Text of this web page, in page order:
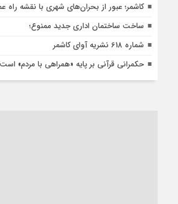
کاشمر؛ عبور از بحران‌های شهری با نقشه راه
ساخت ساختمان اداری جدید ممنوع؛
شماره 618 نشریه آوای کاشمر
حکمرانی قرآنی بر پایه «همراهی با مردم» است